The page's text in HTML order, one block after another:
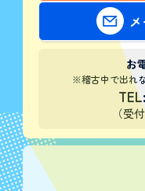
お
※稽古中で出れ
（受